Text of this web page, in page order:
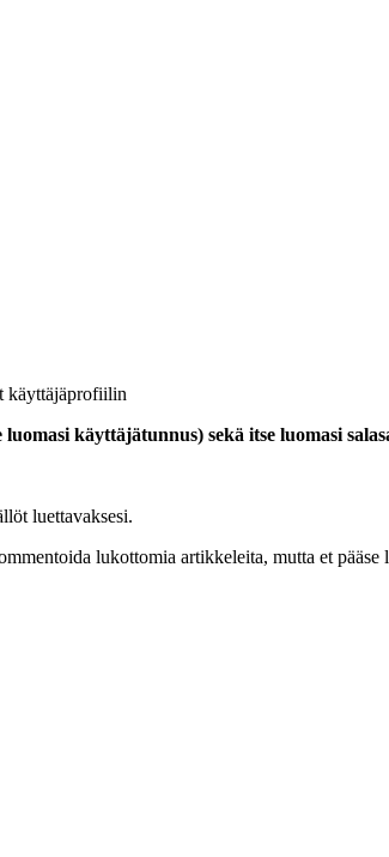
käyttäjäprofiilin
käyttäjätunnus) sekä itse luomasi
luettavaksesi.
lukottomia artikkeleita, mutta et